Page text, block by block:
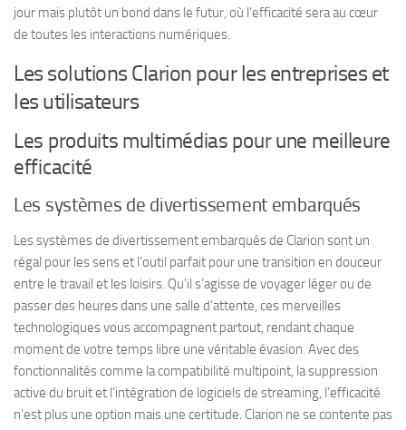
jour mais plutôt un bond dans le futur, où l’efficacité sera au cœur
de toutes les interactions numériques.
Les solutions Clarion pour les entreprises et
les utilisateurs
Les produits multimédias pour une meilleure
efficacité
Les systèmes de divertissement embarqués
Les systèmes de divertissement embarqués de Clarion sont un
régal pour les sens et l’outil parfait pour une transition en douceur
entre le travail et les loisirs. Qu’il s’agisse de voyager léger ou de
passer des heures dans une salle d’attente, ces merveilles
technologiques vous accompagnent partout, rendant chaque
moment de votre temps libre une véritable évasion. Avec des
fonctionnalités comme la compatibilité multipoint, la suppression
active du bruit et l’intégration de logiciels de streaming, l’efficacité
n’est plus une option mais une certitude. Clarion ne se contente pas